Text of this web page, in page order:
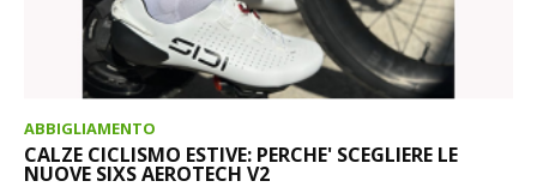
ABBIGLIAMENTO
CALZE CICLISMO ESTIVE: PERCHE' SCEGLIERE LE
NUOVE SIXS AEROTECH V2